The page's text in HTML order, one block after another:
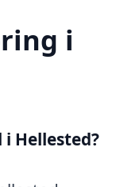
i
Hellested?